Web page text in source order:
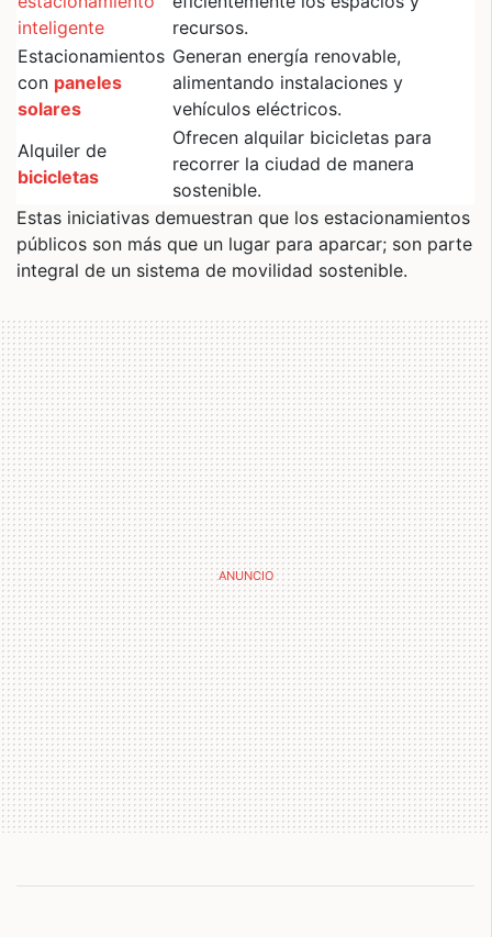
inteligente
recursos.
Estacionamientos
con paneles
solares
Generan energía renovable,
alimentando instalaciones y
vehículos eléctricos.
Alquiler de
bicicletas
Ofrecen alquilar bicicletas para
recorrer la ciudad de manera
sostenible.
Estas iniciativas demuestran que los estacionamientos
públicos son más que un lugar para aparcar; son parte
integral de un sistema de movilidad sostenible.